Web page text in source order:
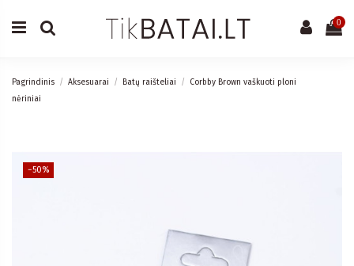
0
Pagrindinis Aksesuarai Batų raišteliai
Corbby Brown vaškuoti ploni
nėriniai
−50%